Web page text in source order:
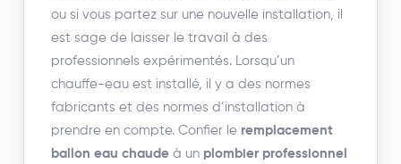
ou si vous partez sur une nouvelle installation, il
est sage de laisser le travail à des
professionnels expérimentés. Lorsqu’un
chauffe-eau est installé, il y a des normes
fabricants et des normes d’installation à
prendre en compte. Confier le remplacement
ballon eau chaude à un plombier professionnel